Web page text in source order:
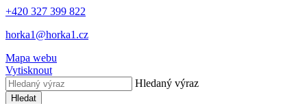
+420 327 399 822
horka1@horka1.cz
Mapa webu
Vytisknout
Hledaný výraz
Hledat